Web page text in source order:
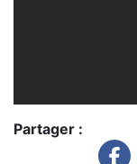
Partager :